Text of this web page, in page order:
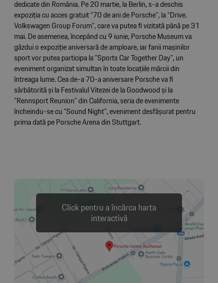
dedicate din România. Pe 20 martie, la Berlin, s-a deschis
expoziția cu acces gratuit “70 de ani de Porsche”, la “Drive.
Volkswagen Group Forum”, care va putea fi vizitată până pe 31
mai. De asemenea, începând cu 9 iunie, Porsche Museum va
găzdui o expoziție aniversară de amploare, iar fanii mașinilor
sport vor putea participa la ”Sports Car Together Day”, un
eveniment organizat simultan în toate locațiile mărcii din
întreaga lume. Cea de-a 70-a aniversare Porsche va fi
sărbătorită și la Festivalul Vitezei de la Goodwood și la
”Rennsport Reunion” din California, seria de evenimente
încheindu-se cu ”Sound Night”, eveniment desfășurat pentru
prima dată pe Porsche Arena din Stuttgart.
Click pentru a încărca harta
interactivă